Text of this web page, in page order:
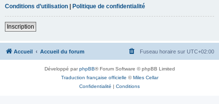
Conditions d’utilisation | Politique de confidentialité
Inscription
Accueil Accueil du forum Fuseau horaire sur UTC+02:00
Développé parphpBB® Forum Software © phpBB Limited
Traduction française officielle ©Miles Cellar
Confidentialité | Conditions